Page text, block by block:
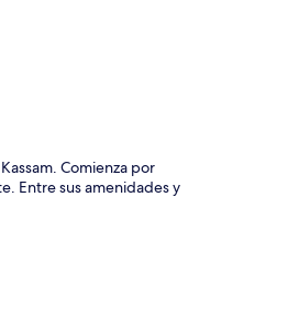
Comienza por
Entre sus amenidades y